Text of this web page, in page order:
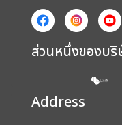
ส่วนหนึ่งของบริ
Address